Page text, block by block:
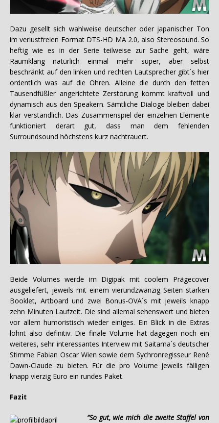
Dazu gesellt sich wahlweise deutscher oder japanischer Ton
im verlustfreien Format DTS-HD MA 2.0, also Stereosound. So
heftig wie es in der Serie teilweise zur Sache geht, wäre
Raumklang natürlich einmal mehr super, aber selbst
beschränkt auf den linken und rechten Lautsprecher gibt´s hier
ordentlich was auf die Ohren. Alleine die durch den fetten
Tausendfüßler angerichtete Zerstörung kommt kraftvoll und
dynamisch aus den Speakern. Sämtliche Dialoge bleiben dabei
klar verständlich. Das Zusammenspiel der einzelnen Elemente
funktioniert derart gut, dass man dem fehlenden
Surroundsound höchstens kurz nachtrauert.
Beide Volumes werde im Digipak mit coolem Prägecover
ausgeliefert, jeweils mit einem vierundzwanzig Seiten starken
Booklet, Artboard und zwei Bonus-OVA´s mit jeweils knapp
zehn Minuten Laufzeit. Die sind allemal sehenswert und bieten
vor allem humoristisch wieder einiges. Ein Blick in die Extras
lohnt also definitiv. Die finale Volume hat dagegen noch ein
weiteres, sehr interessantes Interview mit Saitama´s deutscher
Stimme Fabian Oscar Wien sowie dem Sychronregisseur René
Dawn-Claude zu bieten. Für die pro Volume jeweils fälligen
knapp vierzig Euro ein rundes Paket.
Fazit
“So gut, wie mich die zweite Staffel von